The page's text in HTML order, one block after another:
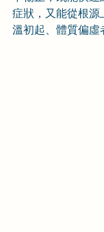
症狀，又能從根
溫初起、體質偏虛